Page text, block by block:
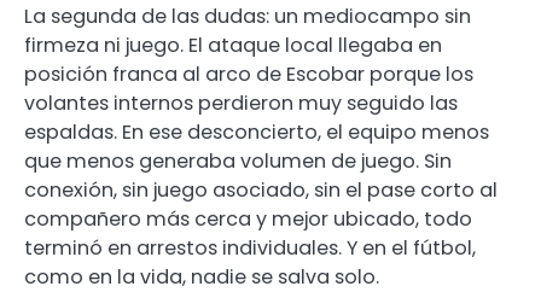
La segunda de las dudas: un mediocampo sin
firmeza ni juego. El ataque local llegaba en
posición franca al arco de Escobar porque los
volantes internos perdieron muy seguido las
espaldas. En ese desconcierto, el equipo menos
que menos generaba volumen de juego. Sin
conexión, sin juego asociado, sin el pase corto al
compañero más cerca y mejor ubicado, todo
terminó en arrestos individuales. Y en el fútbol,
como en la vida, nadie se salva solo.